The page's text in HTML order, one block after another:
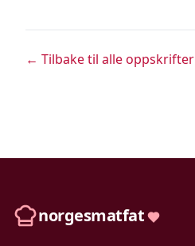
← Tilbake til alle oppskrifter
norgesmatfat